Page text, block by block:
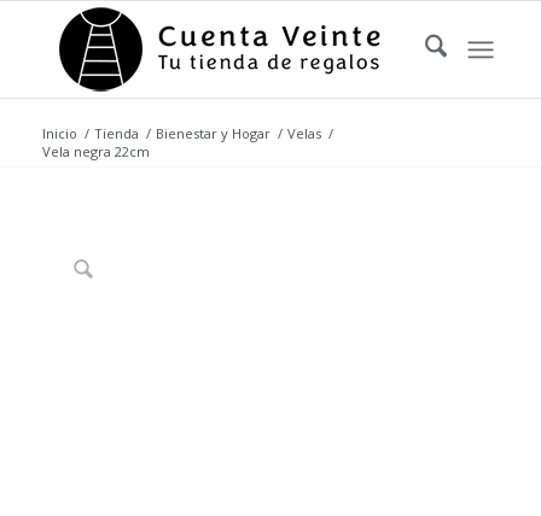
Inicio / Tienda / Bienestar y Hogar / Velas /
Vela negra 22cm